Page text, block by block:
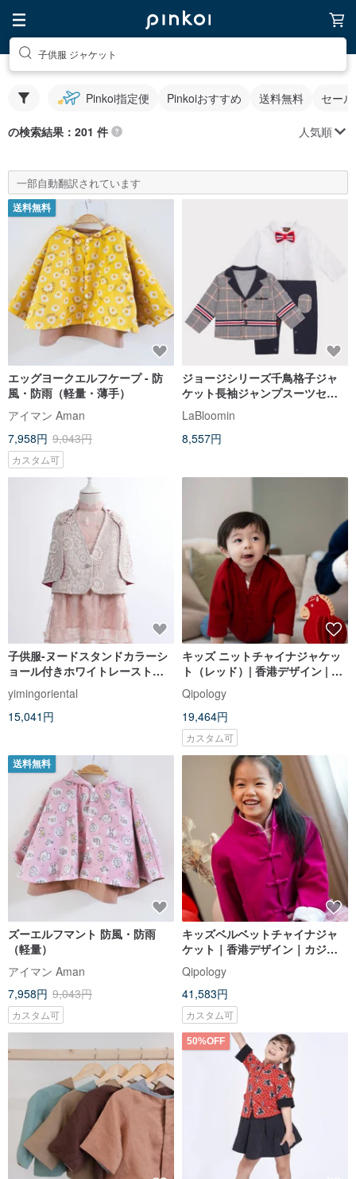
子供服 ジャケット
Pinkoi指定便 Pinkoiおすすめ 送料無料 セー
の検索結果：201 件 人気順
一部自動翻訳されています
送料無料
エッグヨークエルフケープ - 防
風・防雨（軽量・薄手）
アイマン Aman
7,958円 9,043円
カスタム可
ジョージシリーズ千鳥格子ジャ
ケット長袖ジャンプスーツセッ
トLaBloomin
8,557円
子供服-ヌードスタンドカラーシ
ョール付きホワイトレーストッ
yimingoriental
15,041円
キッズ ニットチャイナジャケッ
ト（レッド）| 香港デザイン | カ
ジュアル | クラシック | バイカラ
ー | 遊び心
Qipology
19,464円
カスタム可
送料無料
ズーエルフマント 防風・防雨
（軽量）
アイマン Aman
7,958円 9,043円
カスタム可
キッズベルベットチャイナジャ
ケット｜香港デザイン｜カジュ
アル｜クラシック｜バイカラー
｜遊び心｜キュート｜旧正月
Qipology
41,583円
カスタム可
50%OFF